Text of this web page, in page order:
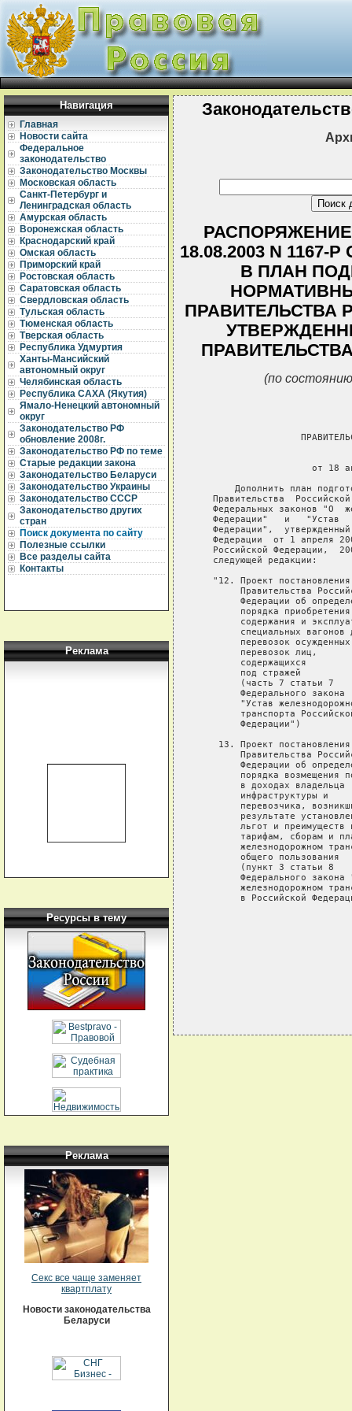
Навигация
Главная
Новости сайта
Федеральное
законодательство
Законодательство Москвы
Московская область
Санкт-Петербург и
Ленинградская область
Амурская область
Воронежская область
Краснодарский край
Омская область
Приморский край
Ростовская область
Саратовская область
Свердловская область
Тульская область
Тюменская область
Тверская область
Республика Удмуртия
Ханты-Мансийский
автономный округ
Челябинская область
Республика САХА (Якутия)
Ямало-Ненецкий автономный
округ
Законодательство РФ
обновление 2008г.
Законодательство РФ по теме
Старые редакции закона
Законодательство Беларуси
Законодательство Украины
Законодательство СССР
Законодательство других
стран
Поиск документа по сайту
Полезные ссылки
Все разделы сайта
Контакты
Реклама
Ресурсы в тему
Реклама
Секс все чаще заменяет
квартплату
Новости законодательства
Беларуси
18.08.2003 N
В ПЛАН
ПРАВИТЕЛЬСТВА
ПРАВИТЕЛЬСТВА
(по
от 18
Дополнить план
Правительства
Федеральных законов "О
Федерации"   и   "Устав
Федерации",
Федерации  от 1 апреля
Российской Федерации,
   следующей редакции:
"12. Проект
Правительства
Федерации об
порядка
содержания и
специальных вагонов
перевозок осужденных
        перевозок лиц,
        содержащихся
        под стражей
        (часть 7 статьи 7
        Федерального закона
"Устав
транспорта
        Федерации")
13. Проект
Правительства
Федерации об
порядка возмещения
в доходах владельца
        инфраструктуры и
перевозчика,
результате
льгот и преимуществ
тарифам, сборам и
железнодорожном
        общего пользования
        (пункт 3 статьи 8
Федерального закона
железнодорожном
в Российской